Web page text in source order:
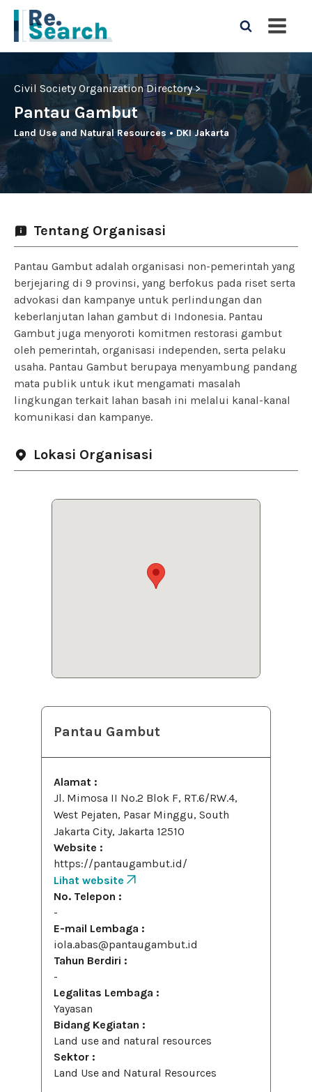
Civil Society Organization Directory >
Pantau Gambut
Land Use and Natural Resources • DKI Jakarta
Tentang Organisasi
Pantau Gambut adalah organisasi non-pemerintah yang
berjejaring di 9 provinsi, yang berfokus pada riset serta
advokasi dan kampanye untuk perlindungan dan
keberlanjutan lahan gambut di Indonesia. Pantau
Gambut juga menyoroti komitmen restorasi gambut
oleh pemerintah, organisasi independen, serta pelaku
usaha. Pantau Gambut berupaya menyambung pandang
mata publik untuk ikut mengamati masalah
lingkungan terkait lahan basah ini melalui kanal-kanal
komunikasi dan kampanye.
Lokasi Organisasi
Pantau Gambut
Alamat :
Jl. Mimosa II No.2 Blok F, RT.6/RW.4,
West Pejaten, Pasar Minggu, South
Jakarta City, Jakarta 12510
Website :
https://pantaugambut.id/
Lihat website
No. Telepon :
-
E-mail Lembaga :
iola.abas@pantaugambut.id
Tahun Berdiri :
-
Legalitas Lembaga :
Yayasan
Bidang Kegiatan :
Land use and natural resources
Sektor :
Land Use and Natural Resources